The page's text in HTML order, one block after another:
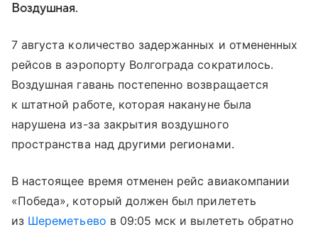
Воздушная.
7 августа количество задержанных и отмененных
рейсов в аэропорту Волгограда сократилось.
Воздушная гавань постепенно возвращается
к штатной работе, которая накануне была
нарушена из-за закрытия воздушного
пространства над другими регионами.
В настоящее время отменен рейс авиакомпании
«Победа», который должен был прилететь
из Шереметьево в 09:05 мск и вылететь обратно